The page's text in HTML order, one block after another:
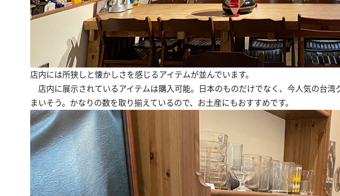
店内には所狭しと懐かしさを感じるアイテムが並んでいます。
店内に展示されているアイテムは購入可能。日本のものだけでなく、今人気の台湾
まいそう。かなりの数を取り揃えているので、お土産にもおすすめです。